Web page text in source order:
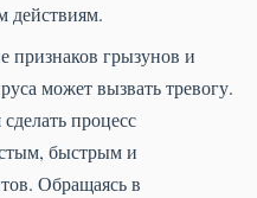
действиям.
грызунов и
может вызвать тревогу.
процесс
быстрым и
Обращаясь в